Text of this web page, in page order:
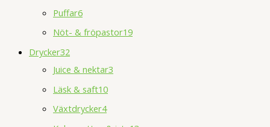
Puffar6
Nöt- & fröpastor19
Drycker32
Juice & nektar3
Läsk & saft10
Växtdrycker4